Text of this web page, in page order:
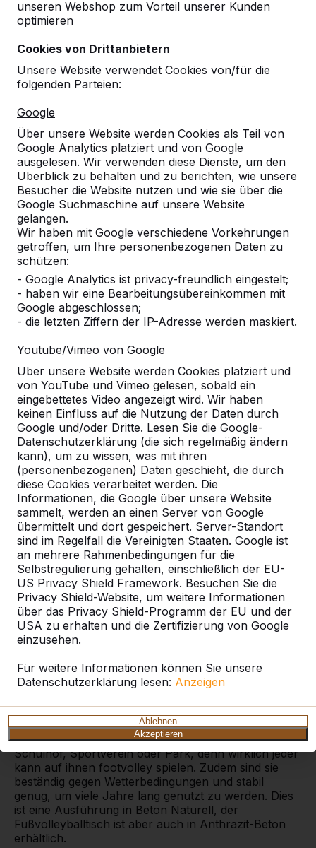
unseren Webshop zum Vorteil unserer Kunden
optimieren
Cookies von Drittanbietern
Unsere Website verwendet Cookies von/für die
folgenden Parteien:
Google
Über unsere Website werden Cookies als Teil von
Google Analytics platziert und von Google
ausgelesen. Wir verwenden diese Dienste, um den
Überblick zu behalten und zu berichten, wie unsere
Besucher die Website nutzen und wie sie über die
Google Suchmaschine auf unsere Website
gelangen.
Wir haben mit Google verschiedene Vorkehrungen
getroffen, um Ihre personenbezogenen Daten zu
schützen:
- Google Analytics ist privacy-freundlich eingestelt;
- haben wir eine Bearbeitungsübereinkommen mit
Google abgeschlossen;
- die letzten Ziffern der IP-Adresse werden maskiert.
Youtube/Vimeo von Google
Über unsere Website werden Cookies platziert und
von YouTube und Vimeo gelesen, sobald ein
eingebettetes Video angezeigt wird. Wir haben
keinen Einfluss auf die Nutzung der Daten durch
Google und/oder Dritte. Lesen Sie die Google-
Datenschutzerklärung (die sich regelmäßig ändern
kann), um zu wissen, was mit ihren
(personenbezogenen) Daten geschieht, die durch
diese Cookies verarbeitet werden. Die
Informationen, die Google über unsere Website
sammelt, werden an einen Server von Google
übermittelt und dort gespeichert. Server-Standort
sind im Regelfall die Vereinigten Staaten. Google ist
an mehrere Rahmenbedingungen für die
Selbstregulierung gehalten, einschließlich der EU-
US Privacy Shield Framework. Besuchen Sie die
Privacy Shield-Website, um weitere Informationen
über das Privacy Shield-Programm der EU und der
USA zu erhalten und die Zertifizierung von Google
einzusehen.
Für weitere Informationen können Sie unsere
Datenschutzerklärung lesen: Anzeigen
Ablehnen
Akzeptieren
Fuß-Volleyball Tisch
Beton Naturell
5reviews
€ 3.250,00
2. Produkt und folgende für€ 3.050,00per Stück,
6%sparen!
Farbe
Anzahl
Zur Bestellung hinzufügen
Zum Angebot hinzufügen
Kostenlose Lieferung und Aufstellung in
Deutschland.
Innerhalb von 4 Arbeitswochen geliefert.
Wie funktioniert die Lieferung? Video ansehen
Footvolley spielen auf
Fußvolleyballtisch in
Beton Naturell
Mit einem Fußvolleyballtisch aus Beton lassen sich
Tisch mit einem Fußball eine Art Tischtennis gespielt.
Der Fußvolleyballtisch ist gewölbt und hat in der Mitte
Tischtennisplatte. Unsere Fußvolleyballtische sind
qualitativ sehr hochwertig und werden in einem Stück
aus Beton gegossen. Sie sind ideal für den Garten,
Schulhof, Sportverein oder Park, denn wirklich jeder
kann auf ihnen footvolley spielen. Zudem sind sie
beständig gegen Wetterbedingungen und stabil
genug, um viele Jahre lang genutzt zu werden. Dies
ist eine Ausführung in Beton Naturell, der
Fußvolleyballtisch ist aber auch in Anthrazit-Beton
erhältlich.